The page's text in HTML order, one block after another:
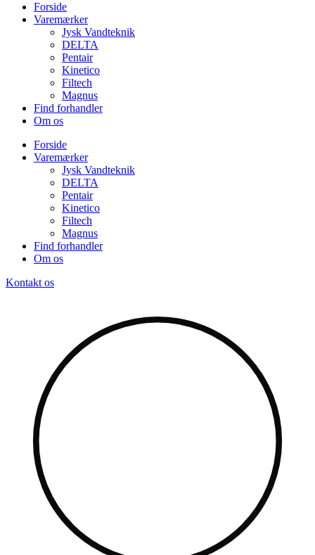
Forside
Varemærker
Jysk Vandteknik
DELTA
Pentair
Kinetico
Filtech
Magnus
Find forhandler
Om os
Forside
Varemærker
Jysk Vandteknik
DELTA
Pentair
Kinetico
Filtech
Magnus
Find forhandler
Om os
Kontakt os